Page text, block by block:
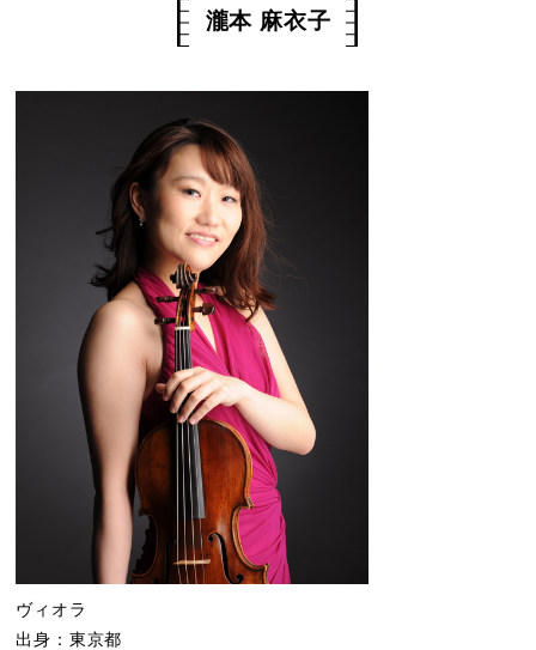
瀧本 麻衣子
ヴィオラ
出身：東京都